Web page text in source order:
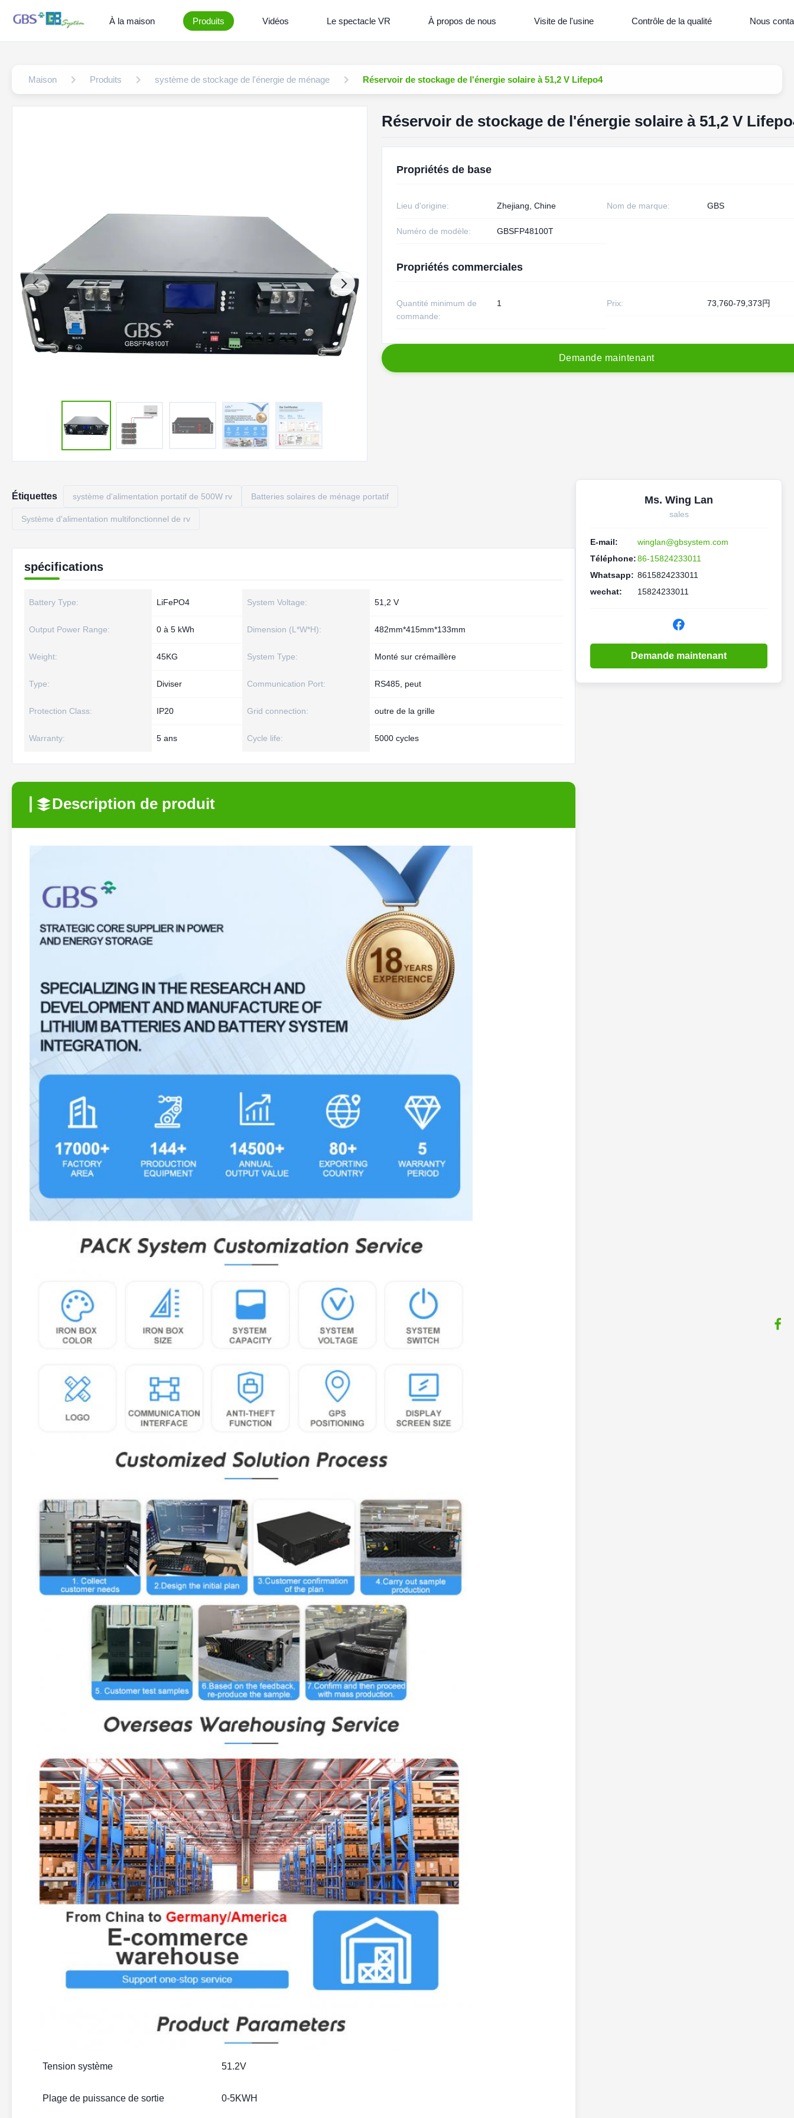
À la maison Produits Vidéos Le spectacle VR À propos de nous Visite de l'usine Contrôle de la qualité Nous
Maison Produits système de stockage de l'énergie de ménage Réservoir de stockage de l'énergie solaire à 51,2 V Lifepo4
Réservoir de stockage de l'énergie solaire à 51,2 V
Propriétés de base
Lieu d'origine: Zhejiang, Chine Nom de marque: GBS
Numéro de modèle: GBSFP48100T
Propriétés commerciales
Quantité minimum de
commande:
1 Prix: 73,760-79,373円
Demande maintenant
Étiquettes système d'alimentation portatif de 500W rv Batteries solaires de ménage portatif
Système d'alimentation multifonctionnel de rv
spécifications
Battery Type: LiFePO4 System Voltage: 51,2 V
Output Power Range: 0 à 5 kWh Dimension (L*W*H): 482mm*415mm*133mm
Weight: 45KG System Type: Monté sur crémaillère
Type: Diviser Communication Port: RS485, peut
Protection Class: IP20 Grid connection: outre de la grille
Warranty: 5 ans Cycle life: 5000 cycles
Description de produit
Tension système 51.2V
Plage de puissance de sortie 0-5KWH
Ms. Wing Lan
sales
E-mail:
winglan@gbsystem.com
Téléphone:86-15824233011
Whatsapp: 8615824233011
wechat:
15824233011
Demande maintenant